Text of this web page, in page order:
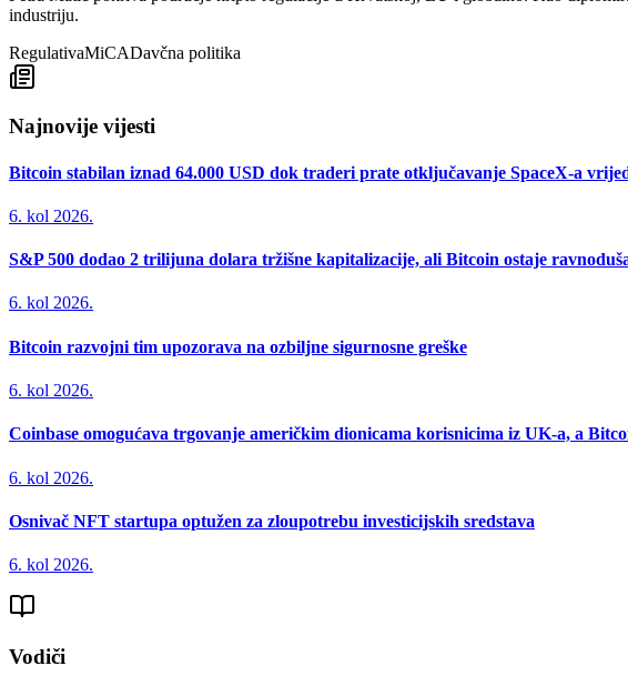
industriju.
RegulativaMiCADavčna politika
Najnovije vijesti
Bitcoin stabilan iznad 64.000 USD dok traderi prate otključavanje SpaceX-a
6. kol 2026.
S&P 500 dodao 2 trilijuna dolara tržišne kapitalizacije, ali Bitcoin ostaje
6. kol 2026.
Bitcoin razvojni tim upozorava na ozbiljne sigurnosne greške
6. kol 2026.
Coinbase omogućava trgovanje američkim dionicama korisnicima iz UK-a, a
6. kol 2026.
Osnivač NFT startupa optužen za zloupotrebu investicijskih sredstava
6. kol 2026.
Vodiči